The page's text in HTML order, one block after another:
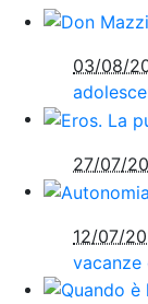
03/08/
27/07/
12/07/
vacanze